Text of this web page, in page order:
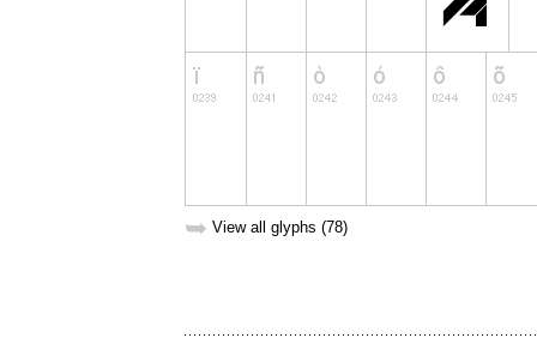
➥ View all glyphs (78)